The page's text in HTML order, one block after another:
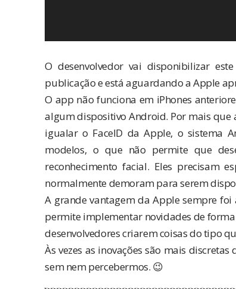
O desenvolvedor vai disponibilizar
publicação e está aguardando a Apple
O app não funciona em iPhones
algum dispositivo Android. Por mais que
igualar o FaceID da Apple, o sistema
modelos, o que não permite que
reconhecimento facial. Eles precisam
normalmente demoram para serem
A grande vantagem da Apple sempre
permite implementar novidades de
desenvolvedores criarem coisas do tipo
Às vezes as inovações são mais
sem nem percebermos. 😉